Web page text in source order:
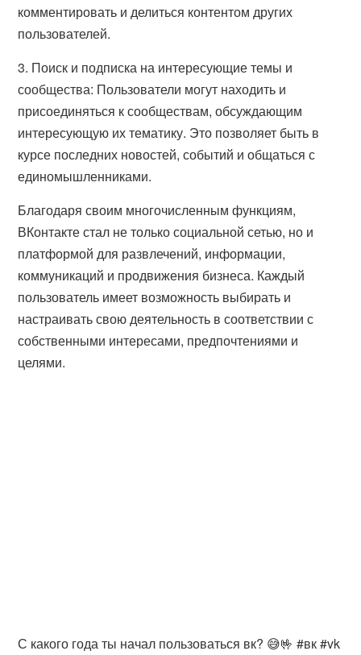
комментировать и делиться контентом других
пользователей.
3. Поиск и подписка на интересующие темы и
сообщества: Пользователи могут находить и
присоединяться к сообществам, обсуждающим
интересующую их тематику. Это позволяет быть в
курсе последних новостей, событий и общаться с
единомышленниками.
Благодаря своим многочисленным функциям,
ВКонтакте стал не только социальной сетью, но и
платформой для развлечений, информации,
коммуникаций и продвижения бизнеса. Каждый
пользователь имеет возможность выбирать и
настраивать свою деятельность в соответствии с
собственными интересами, предпочтениями и
целями.
С какого года ты начал пользоваться вк? 😅🤟 #вк #vk